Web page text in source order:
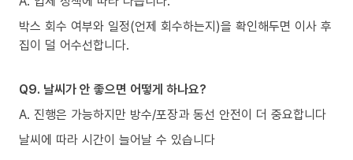
박스 회수 여부와 일정(언제 회수하는지)을 확인해두면 이사 후
집이 덜 어수선합니다.
Q9. 날씨가 안 좋으면 어떻게 하나요?
A. 진행은 가능하지만 방수/포장과 동선 안전이 더 중요합니다
날씨에 따라 시간이 늘어날 수 있습니다